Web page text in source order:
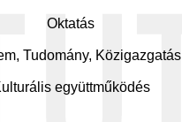
Oktatás
Tudomány, Közigazgatás
együttműködés